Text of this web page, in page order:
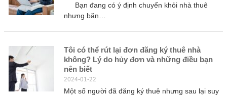
Bạn đang có ý định chuyển khỏi nhà thuê
nhưng băn…
Tôi có thể rút lại đơn đăng ký thuê nhà
không? Lý do hủy đơn và những điều bạn
nên biết
2024-01-22
Một số người đã đăng ký thuê nhưng sau lại suy